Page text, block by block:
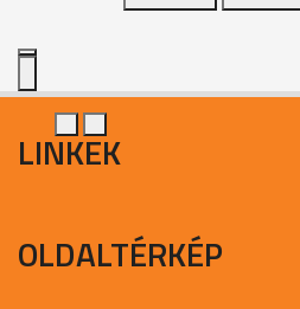
LINKEK
OLDALTÉRKÉP